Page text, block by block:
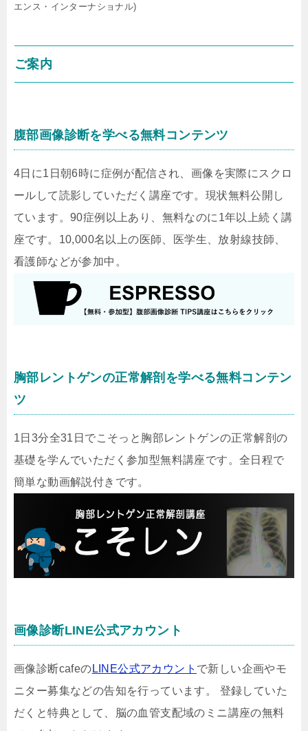
エンス・インターナショナル)
ご案内
腹部画像診断を学べる無料コンテンツ
4日に1日朝6時に症例が配信され、画像を実際にスクロ
ールして読影していただく講座です。現状無料公開し
ています。90症例以上あり、無料なのに1年以上続く講
座です。10,000名以上の医師、医学生、放射線技師、
看護師などが参加中。
胸部レントゲンの正常解剖を学べる無料コンテン
ツ
1日3分全31日でこそっと胸部レントゲンの正常解剖の
基礎を学んでいただく参加型無料講座です。全日程で
簡単な動画解説付きです。
画像診断LINE公式アカウント
画像診断cafeの LINE公式アカウント で新しい企画やモ
ニター募集などの告知を行っています。 登録していた
だくと特典として、脳の血管支配域のミニ講座の無料